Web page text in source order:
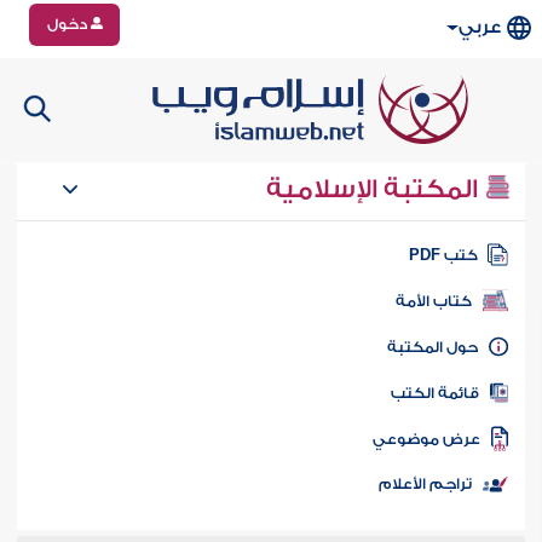
عربي دخول
المكتبة الإسلامية
كتب PDF
كتاب الأمة
المكتبة
الكتب
موضوعي